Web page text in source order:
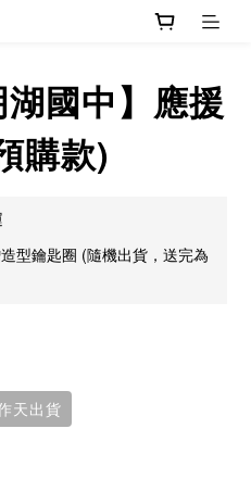
湖國中】應援
購款)
型鑰匙圈 (隨機出貨，送完為
天出貨